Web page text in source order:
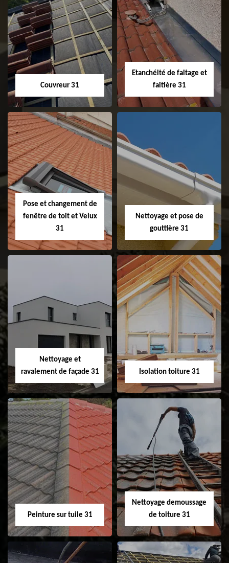
Couvreur 31
Couvreur 31
Etanchéité de faitage et
faitière 31
Etanchéité de
faitage et faitière
31
Pose et changement de
fenêtre de toit et Velux
31
Pose et
changement de
fenêtre de toit et
Velux 31
Nettoyage et pose de
gouttière 31
Nettoyage et pose
Nettoyage et
ravalement de façade 31
Nettoyage et
ravalement de
façade 31
Isolation toiture 31
Isolation toiture 31
Peinture sur tuile 31
Nettoyage demoussage
de toiture 31